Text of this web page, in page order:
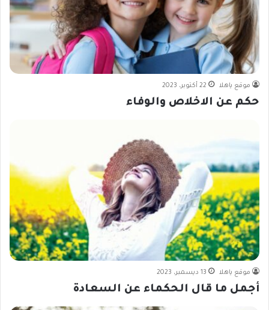
موقع ياهلا 22 أكتوبر، 2023
حكم عن الاخلاص والوفاء
موقع ياهلا 13 ديسمبر، 2023
أجمل ما قال الحكماء عن السعادة